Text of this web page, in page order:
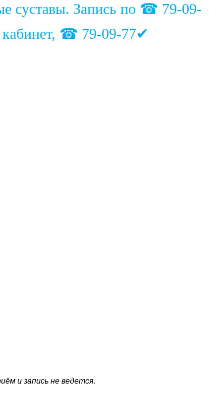
суставы. Запись по ☎ 79-09-
кабинет, ☎ 79-09-77✔
и запись не ведется.